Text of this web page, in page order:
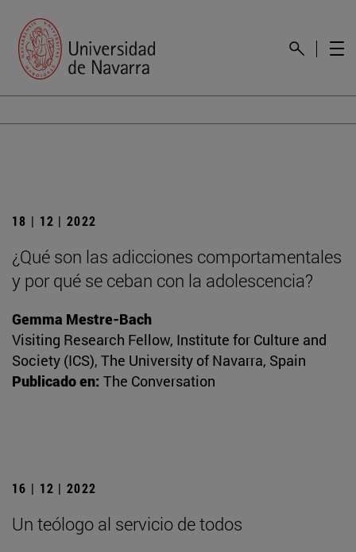
18 | 12 | 2022
¿Qué son las adicciones comportamentales
y por qué se ceban con la adolescencia?
Gemma Mestre-Bach
Visiting Research Fellow, Institute for Culture and
Society (ICS), The University of Navarra, Spain
Publicado en: The Conversation
16 | 12 | 2022
Un teólogo al servicio de todos